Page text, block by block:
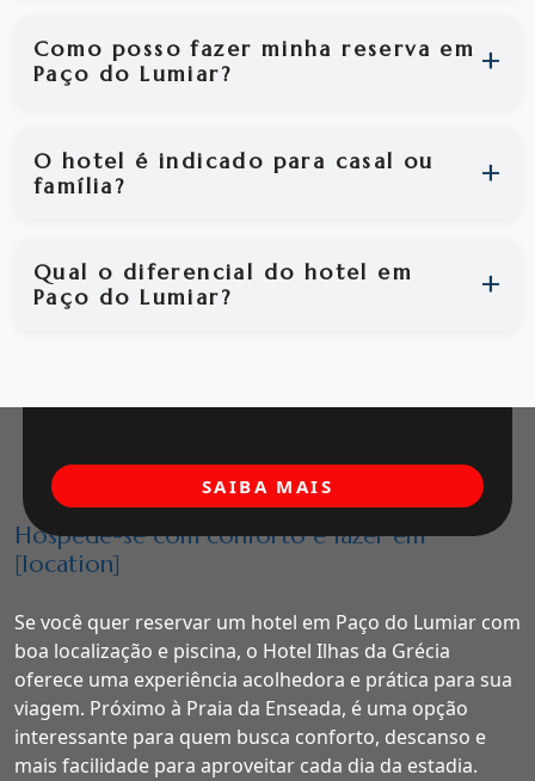
Como posso fazer minha reserva em
Paço do Lumiar?
O hotel é indicado para casal ou
família?
Qual o diferencial do hotel em
Paço do Lumiar?
Hospede-se com conforto e lazer em
[location]
Se você quer reservar um hotel em Paço do Lumiar com
boa localização e piscina, o Hotel Ilhas da Grécia
oferece uma experiência acolhedora e prática para sua
viagem. Próximo à Praia da Enseada, é uma opção
interessante para quem busca conforto, descanso e
mais facilidade para aproveitar cada dia da estadia.
SAIBA MAIS